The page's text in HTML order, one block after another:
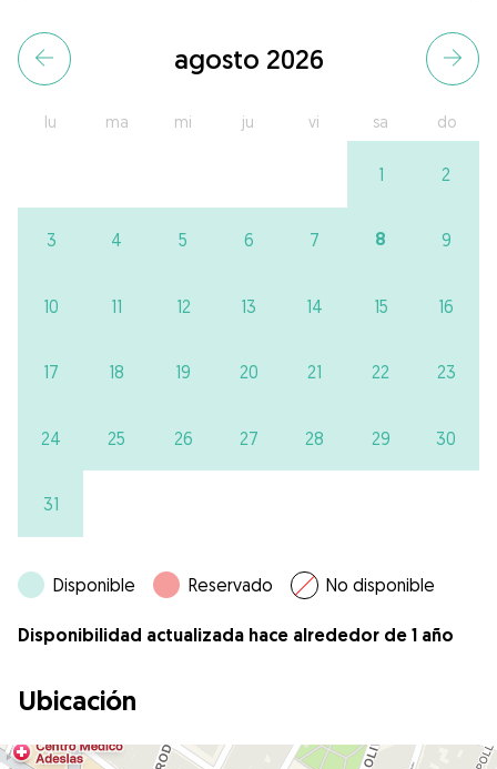
agosto 2026
lu ma mi ju vi sa do
1 2
3 4 5 6 7 8 9
10 11 12 13 14 15 16
17 18 19 20 21 22 23
24 25 26 27 28 29 30
31
Disponible Reservado No disponible
Disponibilidad actualizada hace alrededor de 1 año
Ubicación